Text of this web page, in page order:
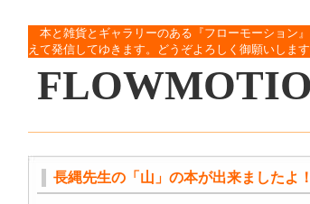
本と雑貨とギャラリーのある『フローモーション
えて発信してゆきます。どうぞよろしく御願いします
長縄先生の「山」の本が出来ましたよ！